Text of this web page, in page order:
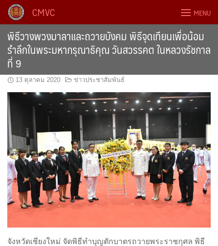
Skip
content
CMVC MENU
พิธีวางพวงมาลาและถวายบังคม พิธีจุดเทียนเพื่อน้อม
รำลึกในพระมหากรุณาธิคุณ วันสวรรคต ในหลวงรัชกาล
ที่ 9
13 ตุลาคม 2020 ข่าวประชาสัมพันธ์
จังหวัดเชียงใหม่ จัดพิธีทำบุญตักบาตรถวายพระราชกุศล พิธี